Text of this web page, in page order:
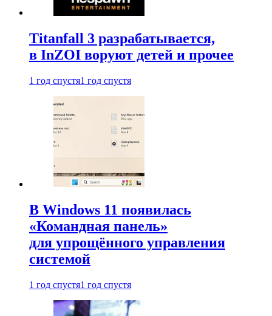
Titanfall 3 разрабатывается,
в InZOI воруют детей и прочее
1 год спустя1 год спустя
В Windows 11 появилась
«Командная панель»
для упрощённого управления
системой
1 год спустя1 год спустя